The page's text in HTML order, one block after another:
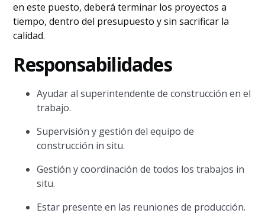
en este puesto, deberá terminar los proyectos a
tiempo, dentro del presupuesto y sin sacrificar la
calidad.
Responsabilidades
Ayudar al superintendente de construcción en el
trabajo.
Supervisión y gestión del equipo de
construcción in situ.
Gestión y coordinación de todos los trabajos in
situ.
Estar presente en las reuniones de producción.